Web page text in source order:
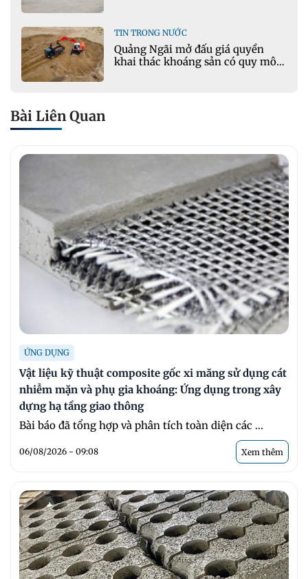
TIN TRONG NƯỚC
Quảng Ngãi mở đấu giá quyền
khai thác khoáng sản có quy mô
Bài Liên Quan
ỨNG DỤNG
Vật liệu kỹ thuật composite gốc xi măng sử dụng cát
nhiễm mặn và phụ gia khoáng: Ứng dụng trong xây
dựng hạ tầng giao thông
Bài báo đã tổng hợp và phân tích toàn diện các ...
06/08/2026 - 09:08 Xem thêm